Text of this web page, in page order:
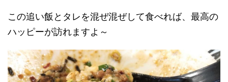
この追い飯とタレを混ぜ混ぜして食べれば、最高の
ハッピーが訪れますよ～